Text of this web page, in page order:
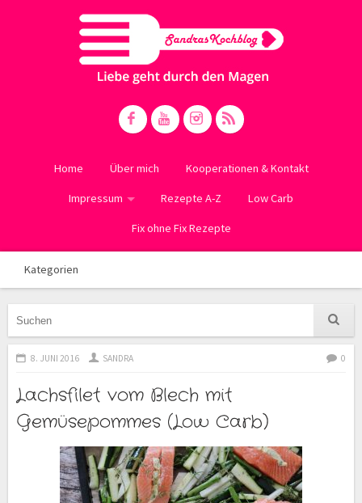
Home Über mich Kooperationen & Kontakt
Impressum Rezepte A-Z Low Carb
Fix ohne Fix Rezepte
Kategorien
8. JUNI 2016 SANDRA 0
Lachsfilet vom Blech mit
Gemüsepommes (Low Carb)